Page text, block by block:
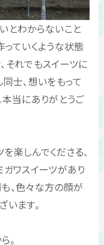
とわからないこと
っていくような状態
それでもスイーツに
士、想いをもって
本当にありがとうご
楽しんでくださる、
ガワスイーツがあり
、色々な方の顔が
います。
。